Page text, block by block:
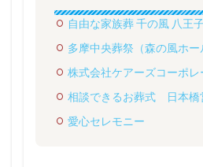
自由な家族葬 千の風 八王
多摩中央葬祭（森の風ホー
株式会社ケアーズコーポレ
相談できるお葬式 日本橋
愛心セレモニー